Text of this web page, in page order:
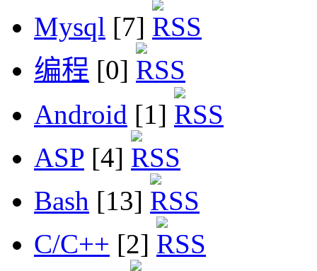
Mysql [7]
编程 [0]
Android [1]
ASP [4]
Bash [13]
C/C++ [2]